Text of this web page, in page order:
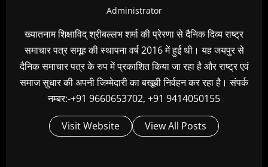
Administrator
ख्यातनाम शिक्षाविद् श्रीबल्लभ शर्मा की प्रेरणा से दैनिक दिव्य राष्ट्र
समाचार पत्र समूह की स्थापना वर्ष 2016 में हुई थी। यह जयपुर से
दैनिक समाचार पत्र के रुप में प्रकाशित किया जा रहा है और राष्ट्र एवं
समाज सुधार की अपनी जिम्मेदारी का बखूबी निर्वहन कर रहा है। संपर्क
नम्बर:-+91 9660653702, +91 9414050155
Visit Website View All Posts